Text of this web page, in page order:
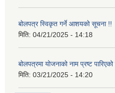
बोलपत्र स्विकृत गर्ने आशयको सूचना !!
मिति: 04/21/2025 - 14:18
बोलपत्रमा योजनाको नाम प्रष्ट
मिति: 03/21/2025 - 14:20